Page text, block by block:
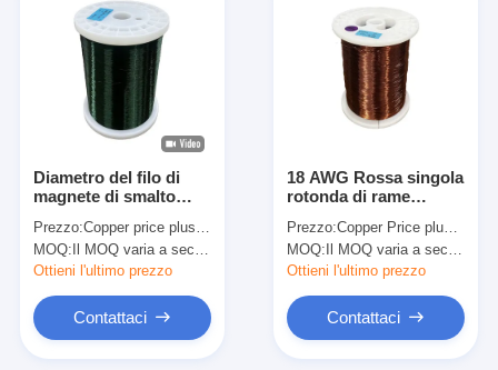
Prodotti
Spettacolo VR
Chi Siamo
Contattaci
Notizie
Diametro del filo di
magnete di smalto
singolo smalto 0,0035
Per avvolgimento del
motore, avvolgimento
Prezzo:Copper price plus processing fee plus freight
MOQ: Il MOQ varia a seconda della dimensione della specifica
Ottieni l'ultimo prezzo
Contattaci
18 AWG Rossa singola
rotonda di rame
avvolgimento del
motore, avvolgimento
del trasformatore
Prezzo:Copper Price plus Processing Fee plus Freight
MOQ: Il MOQ varia a seconda della dimensione della specifica
Ottieni l'ultimo prezzo
Contattaci